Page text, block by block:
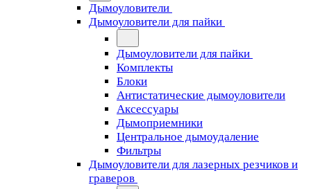
Дымоуловители
Дымоуловители для пайки
Дымоуловители для пайки
Комплекты
Блоки
Антистатические дымоуловители
Аксессуары
Дымоприемники
Центральное дымоудаление
Фильтры
Дымоуловители для лазерных резчиков и
граверов